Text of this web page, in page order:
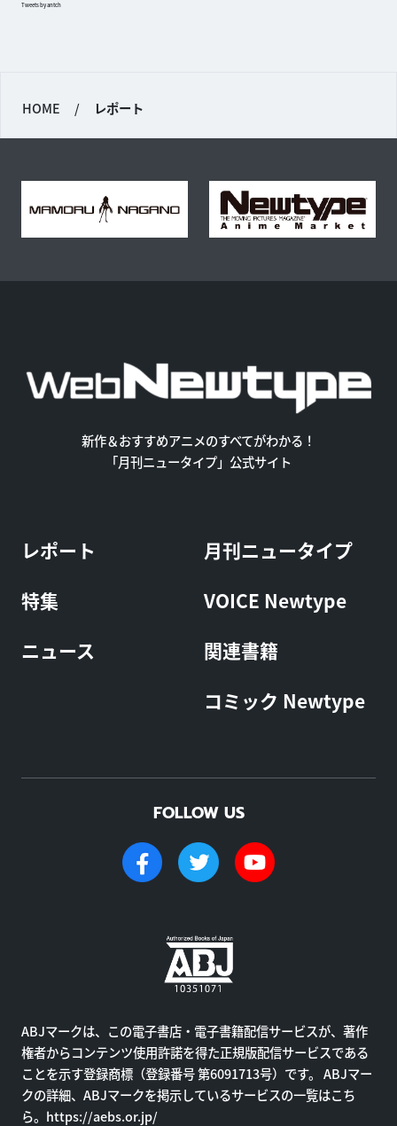
Tweets by antch
HOME / レポート
新作＆おすすめアニメのすべてがわかる！
「月刊ニュータイプ」公式サイト
レポート
特集
ニュース
月刊ニュータイプ
VOICE Newtype
関連書籍
コミック Newtype
FOLLOW US
ABJマークは、この電子書店・電子書籍配信サービスが、著作
権者からコンテンツ使用許諾を得た正規版配信サービスである
ことを示す登録商標（登録番号 第6091713号）です。 ABJマー
クの詳細、ABJマークを掲示しているサービスの一覧はこち
ら。 https://aebs.or.jp/